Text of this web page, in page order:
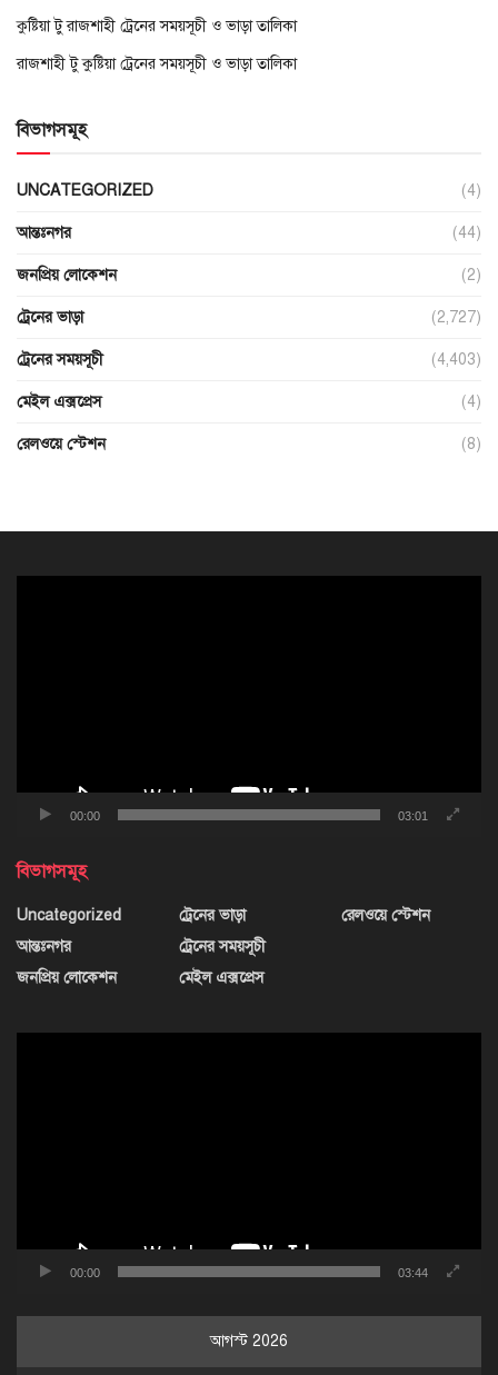
কুষ্টিয়া টু রাজশাহী ট্রেনের সময়সূচী ও ভাড়া তালিকা
রাজশাহী টু কুষ্টিয়া ট্রেনের সময়সূচী ও ভাড়া তালিকা
বিভাগসমূহ
UNCATEGORIZED (4)
আন্তঃনগর (44)
জনপ্রিয় লোকেশন (2)
ট্রেনের ভাড়া (2,727)
ট্রেনের সময়সূচী (4,403)
মেইল এক্সপ্রেস (4)
রেলওয়ে স্টেশন (8)
00:00 03:01
বিভাগসমূহ
Uncategorized
আন্তঃনগর
জনপ্রিয় লোকেশন
ট্রেনের ভাড়া
ট্রেনের সময়সূচী
মেইল এক্সপ্রেস
রেলওয়ে স্টেশন
00:00 03:44
আগস্ট 2026